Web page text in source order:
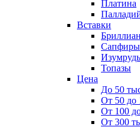
Платина
Вставки
Сапфиры
Топазы
Цена
До 50
От 50 до
От 100
От 300